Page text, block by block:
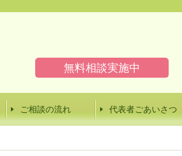
無料相談実施中
ご相談の流れ 代表者ごあいさつ